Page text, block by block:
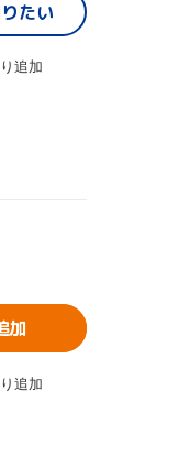
たい
追加
加
追加